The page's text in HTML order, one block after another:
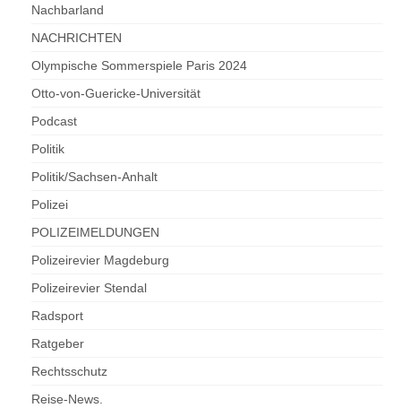
Nachbarland
NACHRICHTEN
Olympische Sommerspiele Paris 2024
Otto-von-Guericke-Universität
Podcast
Politik
Politik/Sachsen-Anhalt
Polizei
POLIZEIMELDUNGEN
Polizeirevier Magdeburg
Polizeirevier Stendal
Radsport
Ratgeber
Rechtsschutz
Reise-News.